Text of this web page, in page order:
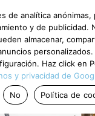
de analítica anónimas,
y de publicidad.
almacenar,
Haz click en
y privacidad de
No Política de